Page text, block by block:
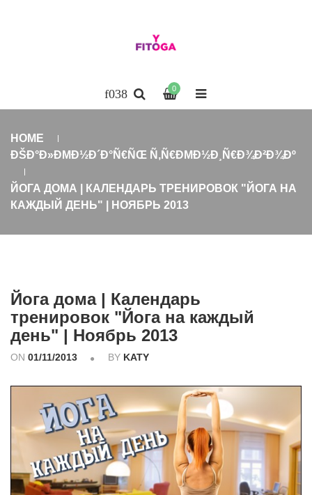
0
HOME
ÐŠÐ°Ð»ÐΜÐ½Ð´Ð°Ñ€ÑŒ Ñ‚Ñ€ÐΜÐ½Ð¸Ñ€Ð¾Ð²Ð¾Ðº
ЙОГА ДОМА | КАЛЕНДАРЬ ТРЕНИРОВОК "ЙОГА НА
КАЖДЫЙ ДЕНЬ" | НОЯБРЬ 2013
Йога дома | Календарь
тренировок "Йога на каждый
день" | Ноябрь 2013
ON 01/11/2013 BY KATY